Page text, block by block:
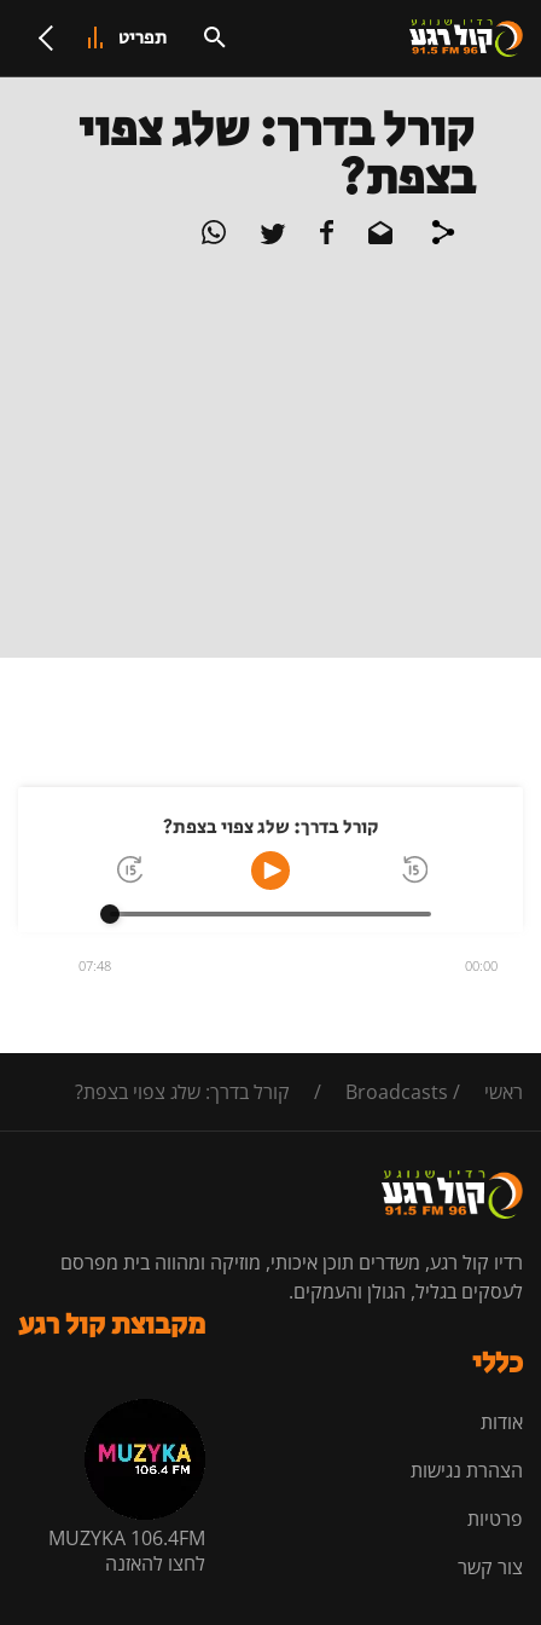
תפריט
קורל בדרך: שלג צפוי
בצפת?
קורל בדרך: שלג צפוי בצפת?
00:00
07:48
ראשי /
Broadcasts
/ קורל בדרך: שלג צפוי בצפת?
רדיו קול רגע, משדרים תוכן איכותי, מוזיקה ומהווה בית מפרסם
לעסקים בגליל, הגולן והעמקים.
כללי
אודות
הצהרת נגישות
פרטיות
צור קשר
מקבוצת קול רגע
MUZYKA 106.4FM
לחצו להאזנה